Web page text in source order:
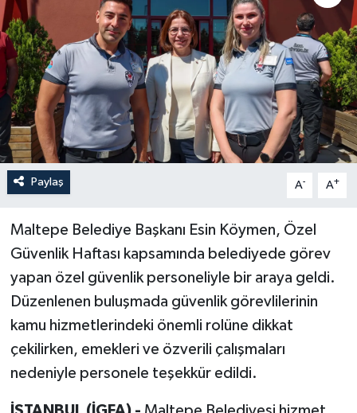
Paylaş A- A+
Maltepe Belediye Başkanı Esin Köymen, Özel
Güvenlik Haftası kapsamında belediyede görev
yapan özel güvenlik personeliyle bir araya geldi.
Düzenlenen buluşmada güvenlik görevlilerinin
kamu hizmetlerindeki önemli rolüne dikkat
çekilirken, emekleri ve özverili çalışmaları
nedeniyle personele teşekkür edildi.